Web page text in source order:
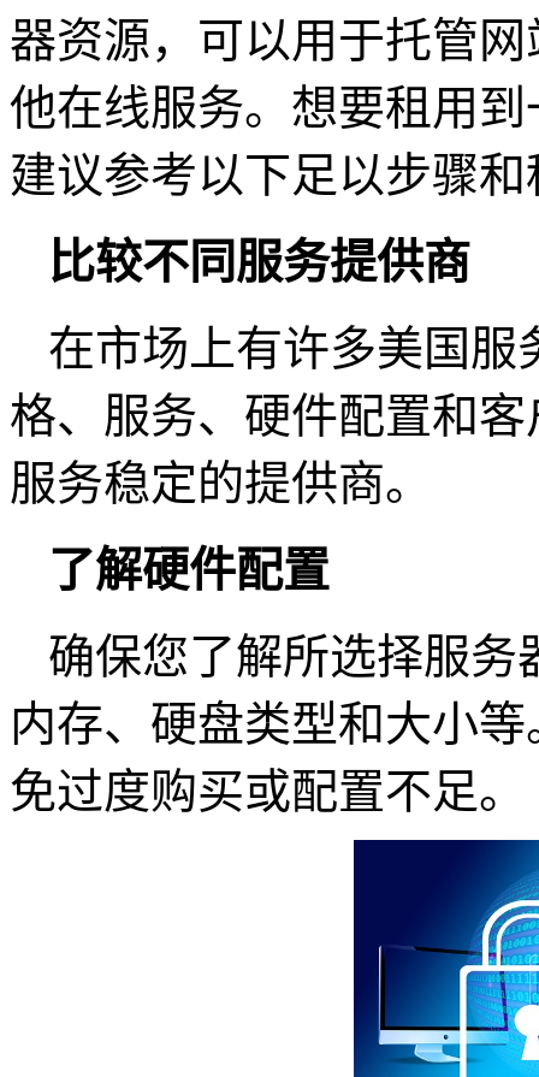
器资源，可以用于托管
他在线服务。想要租用
建议参考以下足以步骤
比较不同服务提供商
在市场上有许多美国服
格、服务、硬件配置和
服务稳定的提供商。
了解硬件配置
确保您了解所选择服务
内存、硬盘类型和大小
免过度购买或配置不足。